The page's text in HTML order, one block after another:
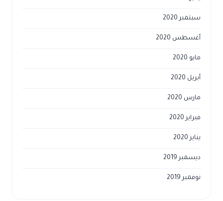
سبتمبر 2020
أغسطس 2020
مايو 2020
أبريل 2020
مارس 2020
فبراير 2020
يناير 2020
ديسمبر 2019
نوفمبر 2019